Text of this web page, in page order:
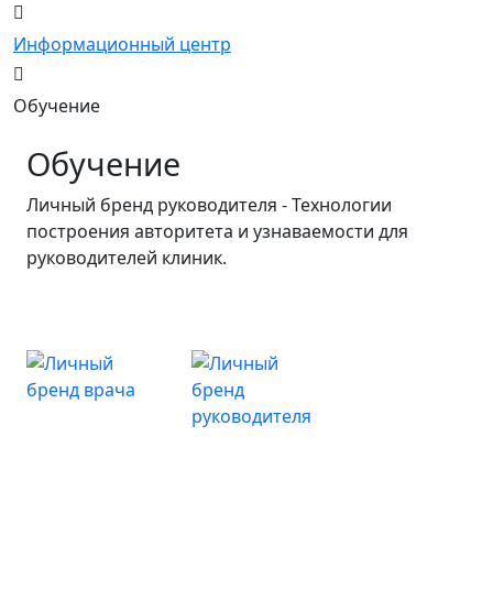
Информационный центр
Обучение
Обучение
Личный бренд руководителя - Технологии
построения авторитета и узнаваемости для
руководителей клиник.